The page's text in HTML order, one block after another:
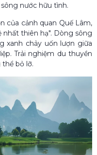
nước hữu tình.
của cảnh quan Quế Lâm,
thiên hạ". Dòng sông
xanh chảy uốn lượn giữa
Trải nghiệm du thuyền
bỏ lỡ.